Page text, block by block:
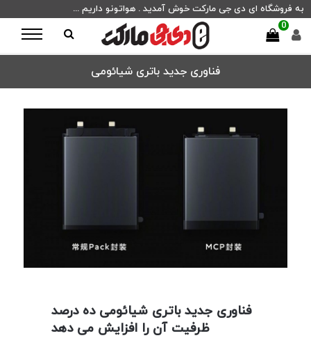
به فروشگاه ای دی جی مارکت خوش آمدید . هواتونو داریم ...
0
فناوری جدید باتری شیائومی
فناوری جدید باتری شیائومی ده درصد
ظرفیت آن را افزایش می دهد